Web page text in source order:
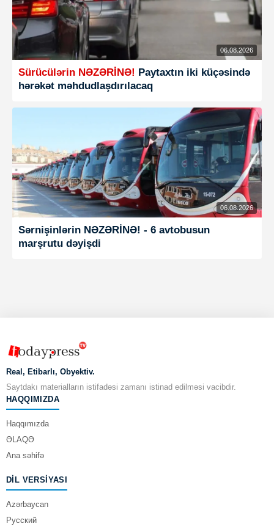
06.08.2026
Sürücülərin NƏZƏRİNƏ! Paytaxtın iki küçəsində
hərəkət məhdudlaşdırılacaq
06.08.2026
Sərnişinlərin NƏZƏRİNƏ! - 6 avtobusun
marşrutu dəyişdi
Real, Etibarlı, Obyektiv.
Saytdakı materialların istifadəsi zamanı istinad edilməsi vacibdir.
HAQQIMIZDA
Haqqımızda
ƏLAQƏ
Ana səhifə
DIL VERSIYASI
Azərbaycan
Русский